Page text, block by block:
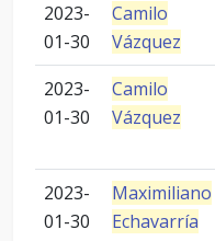
2023-
01-30
Camilo
Vázquez
2023-
01-30
Camilo
Vázquez
2023-
01-30
Maximiliano
Echavarría